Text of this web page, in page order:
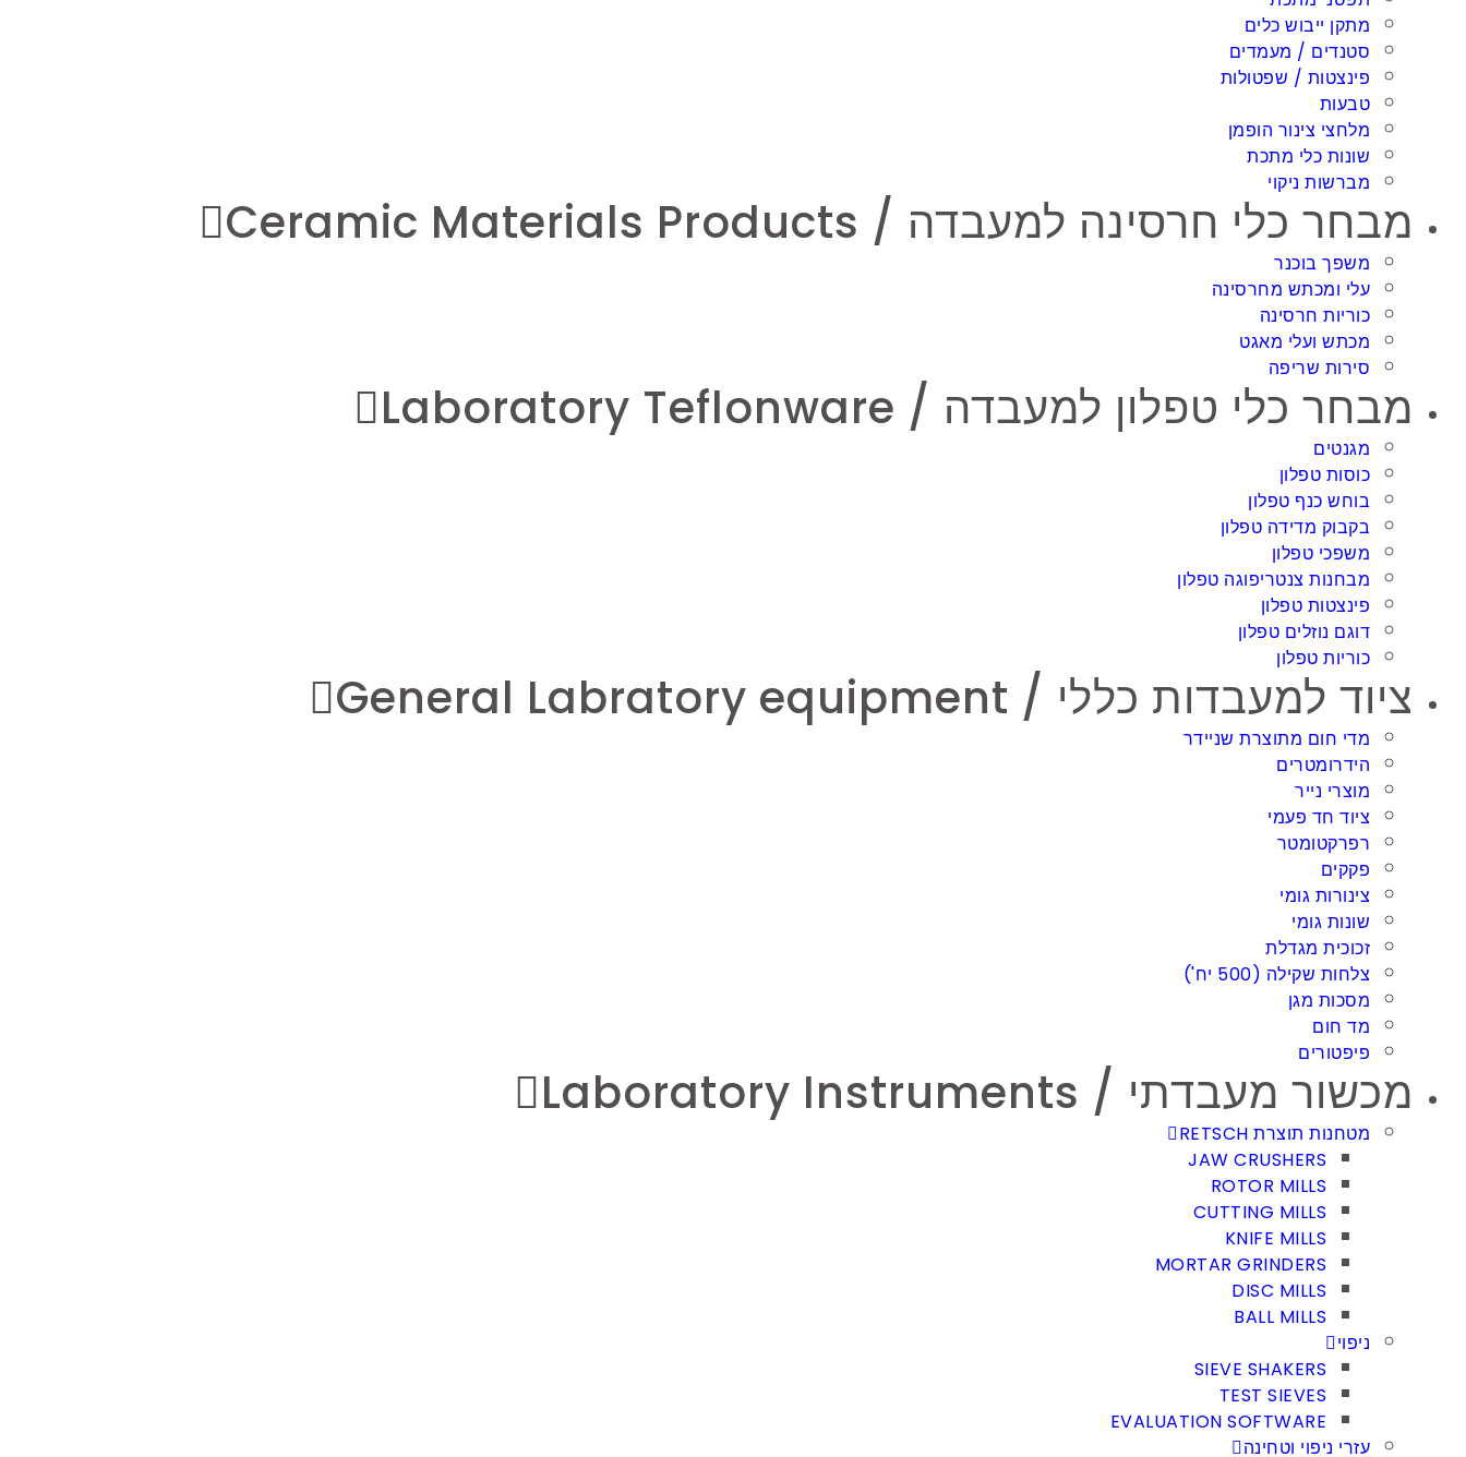
מתקן ייבוש כלים
סטנדים / מעמדים
פינצטות / שפטולות
טבעות
מלחצי צינור הופמן
שונות כלי מתכת
מברשות ניקוי
מבחר כלי חרסינה למעבדה / Ceramic Materials Products
משפך בוכנר
עלי ומכתש מחרסינה
כוריות חרסינה
מכתש ועלי מאגט
סירות שריפה
מבחר כלי טפלון למעבדה / Laboratory Teflonware
מגנטים
כוסות טפלון
בוחש כנף טפלון
בקבוק מדידה טפלון
משפכי טפלון
מבחנות צנטריפוגה טפלון
פינצטות טפלון
דוגם נוזלים טפלון
כוריות טפלון
ציוד למעבדות כללי / General Labratory equipment
מדי חום מתוצרת שניידר
הידרומטרים
מוצרי נייר
ציוד חד פעמי
רפרקטומטר
פקקים
צינורות גומי
שונות גומי
זכוכית מגדלת
צלחות שקילה (500 יח')
מסכות מגן
מד חום
פיפטורים
מכשור מעבדתי / Laboratory Instruments
מטחנות תוצרת RETSCH
JAW CRUSHERS
ROTOR MILLS
CUTTING MILLS
KNIFE MILLS
MORTAR GRINDERS
DISC MILLS
BALL MILLS
ניפוי
SIEVE SHAKERS
TEST SIEVES
EVALUATION SOFTWARE
עזרי ניפוי וטחינה